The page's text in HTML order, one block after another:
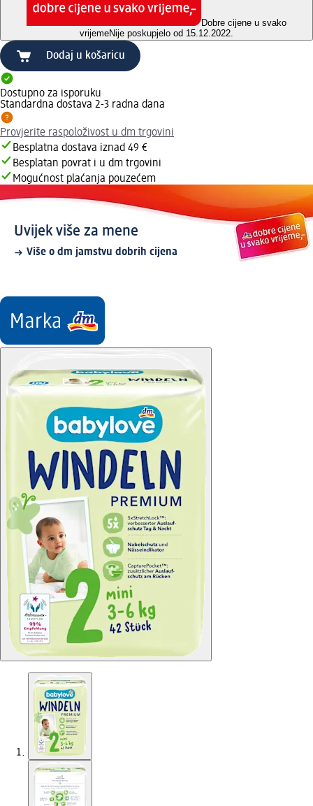
Dobre cijene u svako
vrijemeNije poskupjelo od 15.12.2022.
Dodaj u košaricu
Dostupno za isporuku
Standardna dostava 2-3 radna dana
Provjerite raspoloživost u dm trgovini
Besplatna dostava iznad 49 €
Besplatan povrat i u dm trgovini
Mogućnost plaćanja pouzećem
Uvijek više za mene
Više o dm jamstvu dobrih cijena